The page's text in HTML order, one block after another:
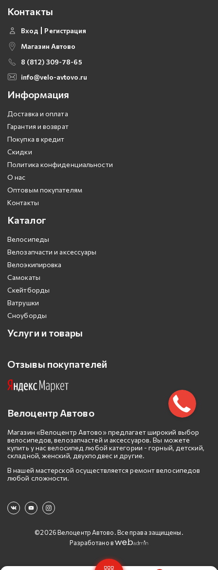
Контакты
Вход
Регистрация
Магазин Автово
8 (812) 309-78-65
info@velo-avtovo.ru
Информация
Доставка и оплата
Гарантия и возврат
Покупка в кредит
Скидки
Политика конфиденциальности
О нас
Оптовым покупателям
Контакты
Каталог
Велосипеды
Велозапчасти и аксессуары
Велоэкипировка
Самокаты
Скейтборды
Ватрушки
Сноуборды
Услуги и товары
Отзывы покупателей
Велоцентр Автово
Магазин «Велоцентр Автово» предлагает широкий выбор
велосипедов, велозапчастей и аксессуаров. Вы можете
купить у нас велосипед любой категории - горный, детский,
складной, женский, двухподвес и другие.
В нашей мастерской осуществляется ремонт велосипедов
любой сложности.
©2026 Велоцентр Автово. Все права защищены.
Разработано в